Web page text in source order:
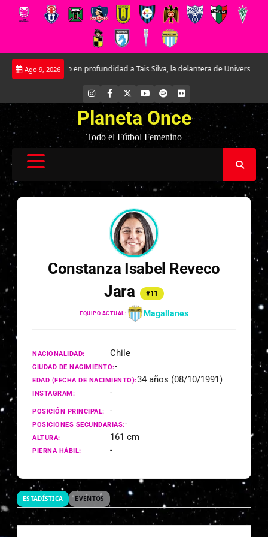
Saltar
Ago 9, 2026
Conociendo en profundidad a Tais Silva, la delantera de Universidad
INSTAGRAM
FACEBOOK YOUTUBE
SPOTIFYFLICKR
Planeta Once
Todo el Fútbol Femenino
Constanza Isabel Reveco
Jara
#11
EQUIPO ACTUAL: Magallanes
NACIONALIDAD: Chile
CIUDAD DE NACIMIENTO:-
EDAD (FECHA DE NACIMIENTO):34 años (08/10/1991)
INSTAGRAM: -
POSICIÓN PRINCIPAL: -
POSICIONES SECUNDARIAS:-
ALTURA: 161 cm
PIERNA HÁBIL: -
ESTADÍSTICA EVENTOS